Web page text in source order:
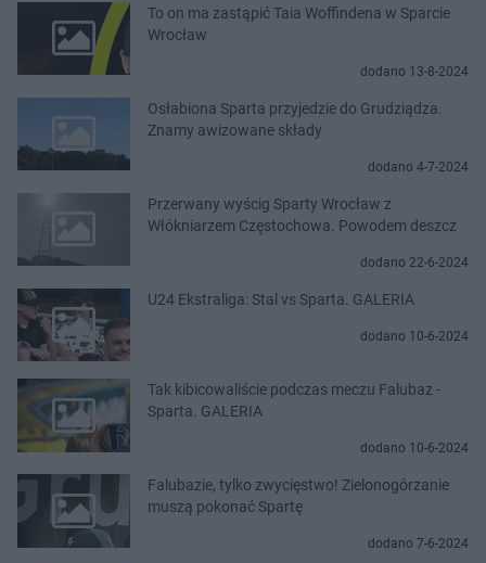
To on ma zastąpić Taia Woffindena w Sparcie
Wrocław
dodano 13-8-2024
Osłabiona Sparta przyjedzie do Grudziądza.
Znamy awizowane składy
dodano 4-7-2024
Przerwany wyścig Sparty Wrocław z
Włókniarzem Częstochowa. Powodem deszcz
dodano 22-6-2024
U24 Ekstraliga: Stal vs Sparta. GALERIA
dodano 10-6-2024
Tak kibicowaliście podczas meczu Falubaz -
Sparta. GALERIA
dodano 10-6-2024
Falubazie, tylko zwycięstwo! Zielonogórzanie
muszą pokonać Spartę
dodano 7-6-2024